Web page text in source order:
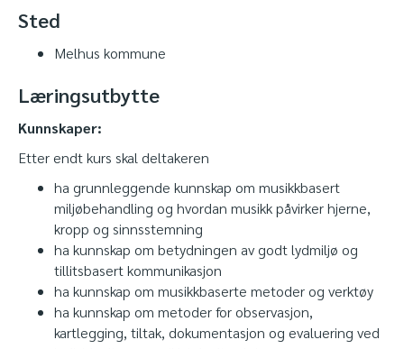
Sted
Melhus kommune
Læringsutbytte
Kunnskaper:
Etter endt kurs skal deltakeren
ha grunnleggende kunnskap om musikkbasert
miljøbehandling og hvordan musikk påvirker hjerne,
kropp og sinnsstemning
ha kunnskap om betydningen av godt lydmiljø og
tillitsbasert kommunikasjon
ha kunnskap om musikkbaserte metoder og verktøy
ha kunnskap om metoder for observasjon,
kartlegging, tiltak, dokumentasjon og evaluering ved